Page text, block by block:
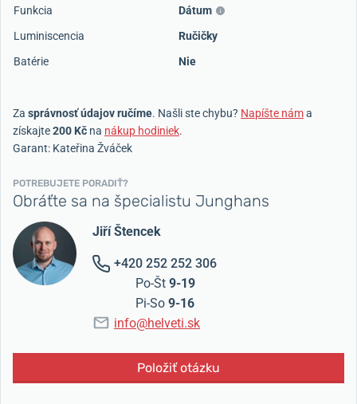
Funkcia
Dátum
Luminiscencia
Ručičky
Batérie
Nie
Za správnosť údajov ručíme. Našli ste chybu? Napíšte náma
získajte200 Kč na nákup hodiniek.
Garant: Kateřina Žváček
POTREBUJETE PORADIŤ?
Obráťte sa na špecialistu Junghans
Jiří Štencek
+420 252 252 306
Po-Št 9-19
Pi-So 9-16
info@helveti.sk
Položiť otázku